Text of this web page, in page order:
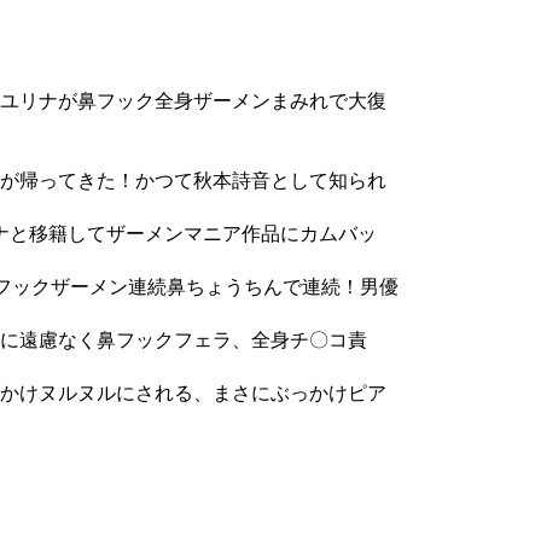
リナが鼻フック全身ザーメンまみれで大復
帰ってきた！かつて秋本詩音として知られ
と移籍してザーメンマニア作品にカムバッ
ックザーメン連続鼻ちょうちんで連続！男優
遠慮なく鼻フックフェラ、全身チ〇コ責
けヌルヌルにされる、まさにぶっかけピア